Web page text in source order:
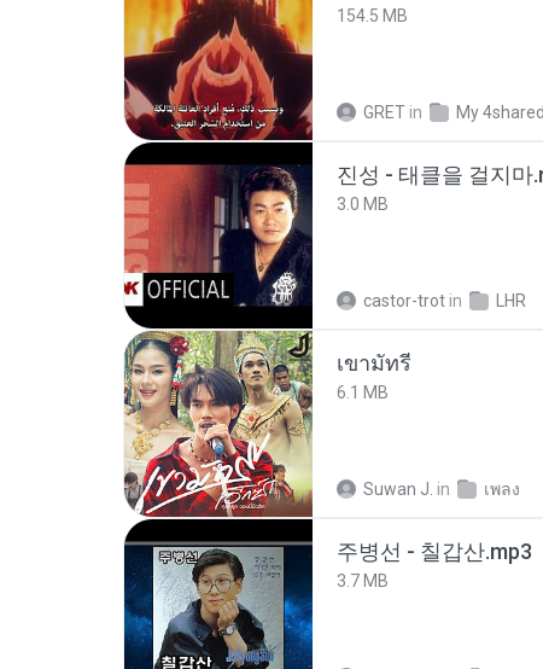
154.5 MB
GRET in My 4shared
진성 - 태클을 걸지마
3.0 MB
castor-trot in LHR
เขามัทรี
6.1 MB
Suwan J. in เพลง
주병선 - 칠갑산.mp3
3.7 MB